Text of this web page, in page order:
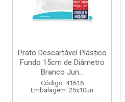
Prato Descartável Plástico
Fundo 15cm de Diâmetro
Branco Jun...
Código: 41616
Embalagem: 25x10un